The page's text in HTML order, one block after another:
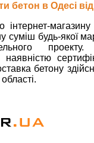
бетон в Одесі
інтернет-
суміш будь-якої
проекту.
наявністю
бетону